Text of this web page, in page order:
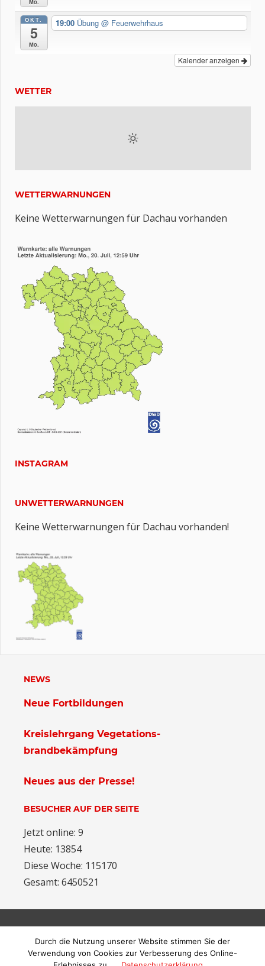
OKT.
5
Mo.
19:00 Übung @ Feuerwehrhaus
Kalender anzeigen
WETTER
WETTERWARNUNGEN
Keine Wetterwarnungen für Dachau vorhanden
INSTAGRAM
UNWETTERWARNUNGEN
Keine Wetterwarnungen für Dachau vorhanden!
NEWS
Neue Fortbildungen
Kreislehrgang Vegetations-
brandbekämpfung
Neues aus der Presse!
BESUCHER AUF DER SEITE
Jetzt online: 9
Heute: 13854
Diese Woche: 115170
Gesamt: 6450521
Archiv
Durch die Nutzung unserer Website stimmen Sie der
Verwendung von Cookies zur Verbesserung des Online-